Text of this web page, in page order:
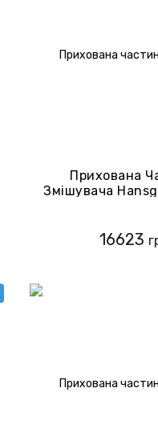
Прихована
Змішувача
16623